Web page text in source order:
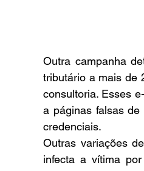
Outra campanha
tributário a mais de
consultoria. Esses
a páginas falsas
credenciais.
Outras variações
infecta a vítima